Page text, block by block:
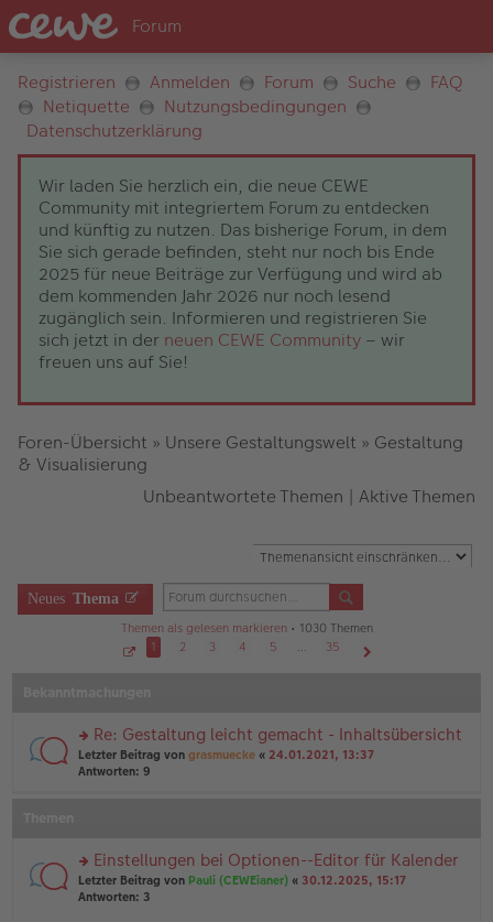
Registrieren Anmelden Forum Suche
FAQ
Netiquette
Nutzungsbedingungen
Datenschutzerklärung
Wir laden Sie herzlich ein, die neue CEWE
Community mit integriertem Forum zu entdecken
und künftig zu nutzen. Das bisherige Forum, in dem
Sie sich gerade befinden, steht nur noch bis Ende
2025 für neue Beiträge zur Verfügung und wird ab
dem kommenden Jahr 2026 nur noch lesend
zugänglich sein. Informieren und registrieren Sie
sich jetzt in der neuen CEWE Community – wir
freuen uns auf Sie!
Foren-Übersicht » Unsere Gestaltungswelt » Gestaltung
& Visualisierung
Unbeantwortete Themen | Aktive Themen
Neues Thema
Themen als gelesen markieren• 1030 Themen
1
v
o
n
3
1 2 3 4 5 …
35
rs
te
es
e
n
Re: Gestaltung leicht gemacht - Inhaltsübersicht
Letzter Beitrag von grasmuecke « 24.01.2021, 13:37
Antworten: 9
rs
te
Einstellungen bei Optionen--Editor für Kalender
Letzter Beitrag von Pauli (CEWEianer) « 30.12.2025, 15:17
Antworten: 3